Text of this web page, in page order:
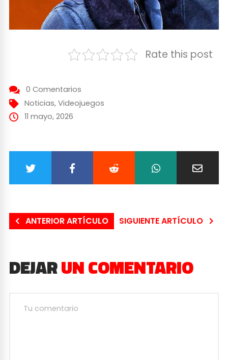
Rate this post
0 Comentarios
Noticias, Videojuegos
11 mayo, 2026
ANTERIOR ARTÍCULO SIGUIENTE ARTÍCULO
DEJARUN COMENTARIO